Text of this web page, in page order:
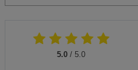
5.0 / 5.0